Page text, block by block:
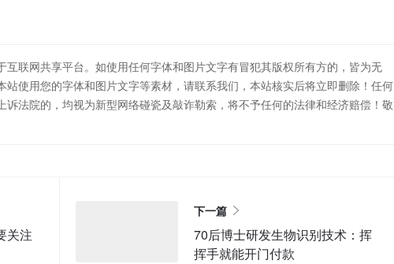
联网共享平台。如使用任何字体和图片文字有冒犯其版权所有方的，皆为无
使用您的字体和图片文字等素材，请联系我们，本站核实后将立即删除！任何
法院的，均视为新型网络碰瓷及敲诈勒索，将不予任何的法律和经济赔偿！敬
关注
下一篇
70后博士研发生物识别技术：挥
挥手就能开门付款